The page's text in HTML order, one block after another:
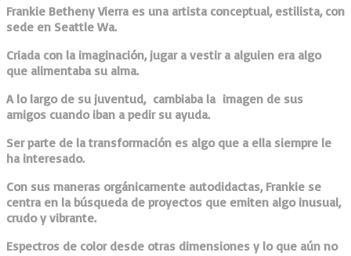
Frankie Betheny Vierra es una artista conceptual, estilista, con
sede en Seattle Wa.
Criada con la imaginación, jugar a vestir a alguien era algo
que alimentaba su alma.
A lo largo de su juventud, cambiaba la imagen de sus
amigos cuando iban a pedir su ayuda.
Ser parte de la transformación es algo que a ella siempre le
ha interesado.
Con sus maneras orgánicamente autodidactas, Frankie se
centra en la búsqueda de proyectos que emiten algo inusual,
crudo y vibrante.
Espectros de color desde otras dimensiones y lo que aún no